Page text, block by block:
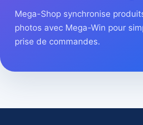
Mega-Shop synchronise
photos avec Mega-Win pour
prise de commandes.